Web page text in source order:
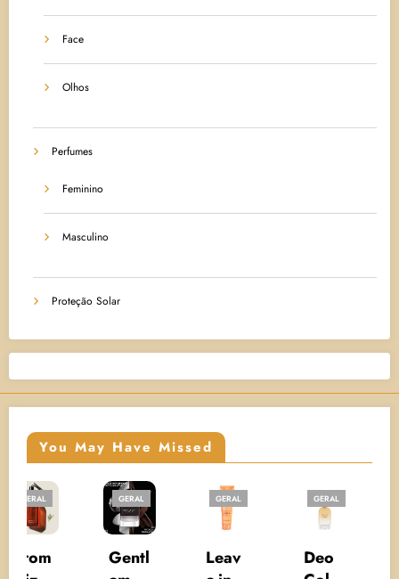
Face
Olhos
Perfumes
Feminino
Masculino
Proteção Solar
You May Have Missed
Gentl
Leav
Deo